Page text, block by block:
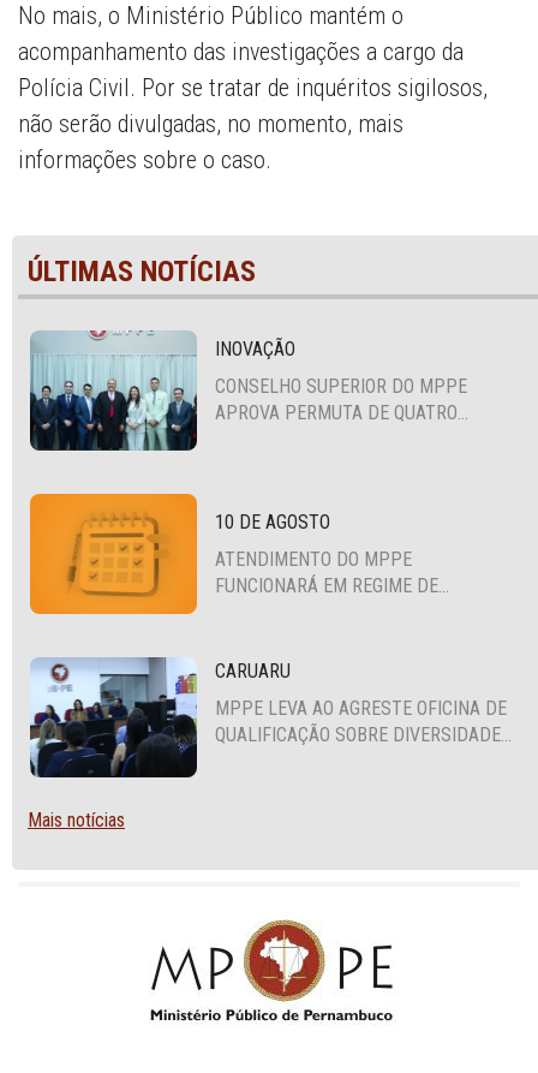
No mais, o Ministério Público mantém o
acompanhamento das investigações a cargo da
Polícia Civil. Por se tratar de inquéritos sigilosos,
não serão divulgadas, no momento, mais
informações sobre o caso.
ÚLTIMAS NOTÍCIAS
INOVAÇÃO
CONSELHO SUPERIOR DO MPPE
APROVA PERMUTA DE QUATRO
10 DE AGOSTO
ATENDIMENTO DO MPPE
FUNCIONARÁ EM REGIME DE
CARUARU
MPPE LEVA AO AGRESTE OFICINA DE
QUALIFICAÇÃO SOBRE DIVERSIDADE
Mais notícias